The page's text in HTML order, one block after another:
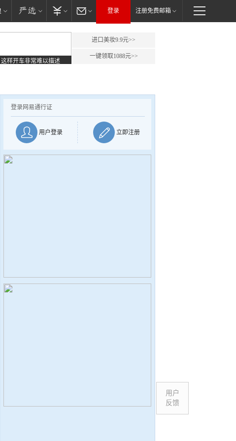
登录 注册免费邮箱
这样开车非常难以描述
进口美妆9.9元>>
一键领取1088元>>
登录网易通行证
用户登录 立即注册
用户
反馈